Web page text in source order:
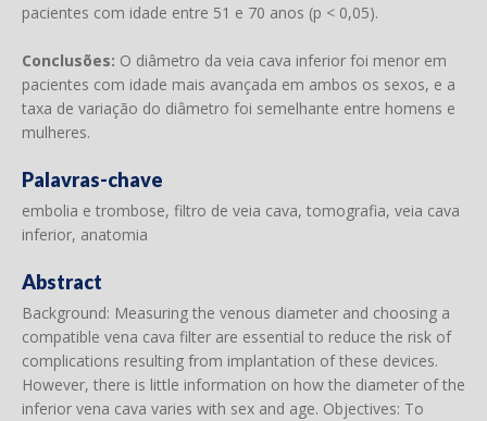
pacientes com idade entre 51 e 70 anos (p < 0,05).
Conclusões: O diâmetro da veia cava inferior foi menor em
pacientes com idade mais avançada em ambos os sexos, e a
taxa de variação do diâmetro foi semelhante entre homens e
mulheres.
Palavras-chave
embolia e trombose, filtro de veia cava, tomografia, veia cava
inferior, anatomia
Abstract
Background: Measuring the venous diameter and choosing a
compatible vena cava filter are essential to reduce the risk of
complications resulting from implantation of these devices.
However, there is little information on how the diameter of the
inferior vena cava varies with sex and age. Objectives: To